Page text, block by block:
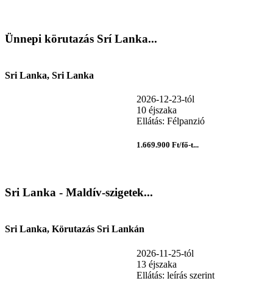
Ünnepi körutazás Srí Lanka...
Sri Lanka, Sri Lanka
2026-12-23-tól
10 éjszaka
Ellátás: Félpanzió
1.669.900 Ft/fő-t...
Sri Lanka - Maldív-szigetek...
Sri Lanka, Körutazás Sri Lankán
2026-11-25-tól
13 éjszaka
Ellátás: leírás szerint